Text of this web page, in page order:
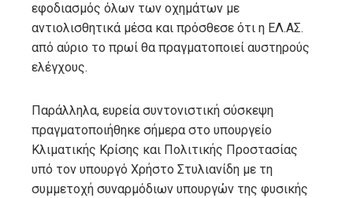
εφοδιασμός όλων των οχημάτων με
αντιολισθητικά μέσα και πρόσθεσε ότι η ΕΛ.ΑΣ.
από αύριο το πρωί θα πραγματοποιεί αυστηρούς
ελέγχους.
Παράλληλα, ευρεία συντονιστική σύσκεψη
πραγματοποιήθηκε σήμερα στο υπουργείο
Κλιματικής Κρίσης και Πολιτικής Προστασίας
υπό τον υπουργό Χρήστο Στυλιανίδη με τη
συμμετοχή συναρμόδιων υπουργών της φυσικής